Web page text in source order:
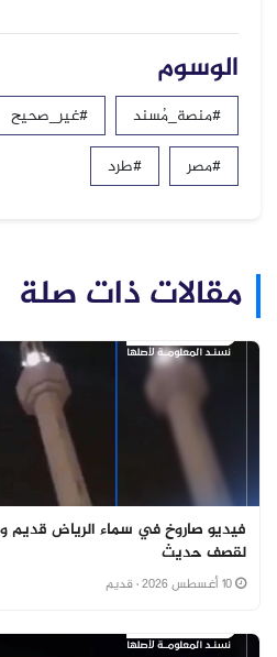
الوسوم
#منصة_مُسند #غير_صحيح
#مصر
#طرد
مقالات ذات صلة
لقصف حديث
· قديم